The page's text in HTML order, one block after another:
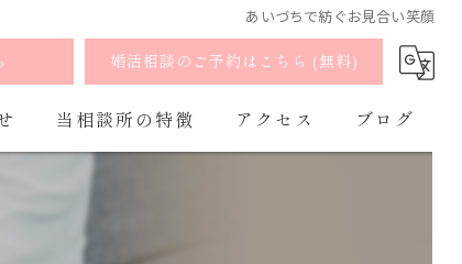
あいづちで紡ぐお見合い笑顔
婚活相談のご予約はこちら (無料)
当相談所の特徴
お見合い
アクセス ブログ